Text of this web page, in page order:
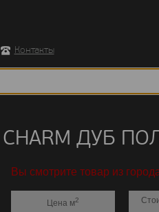
Контакты
ДУБ
Вы смотрите товар из
Цена м2